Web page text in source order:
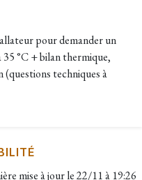
pour demander un
35 °C + bilan thermique,
(questions techniques à
mise à jour le22/11 à 19:26